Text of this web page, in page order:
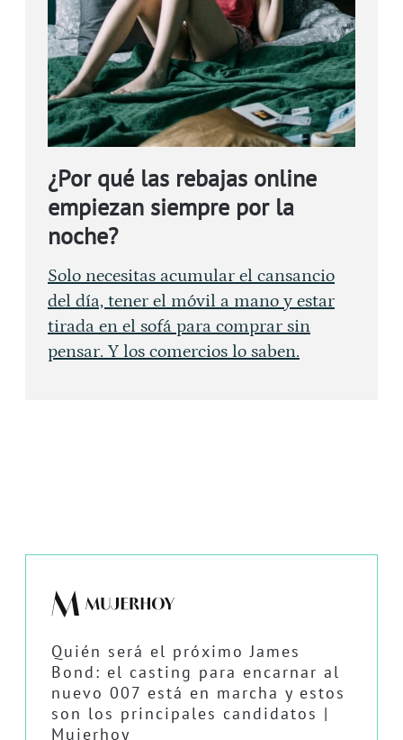
¿Por qué las rebajas online
empiezan siempre por la
noche?
Solo necesitas acumular el cansancio
del día, tener el móvil a mano y estar
tirada en el sofá para comprar sin
pensar. Y los comercios lo saben.
Quién será el próximo James
Bond: el casting para encarnar al
nuevo 007 está en marcha y estos
son los principales candidatos |
Mujerhoy